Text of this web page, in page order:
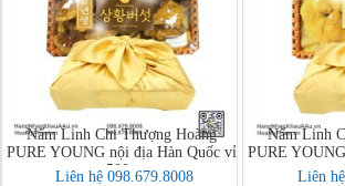
Nấm Linh Chi Thượng Hoàng
PURE YOUNG nội địa Hàn Quốc vỉ
500g
Liên hệ 098.679.8008
Nấm Linh
PURE
Liên